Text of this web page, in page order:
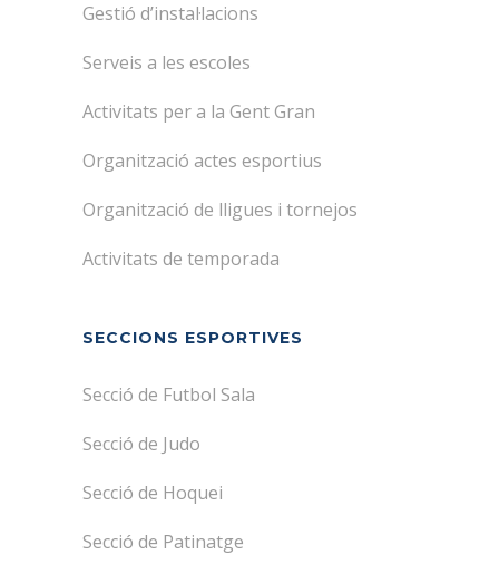
Gestió d’instal·lacions
Serveis a les escoles
Activitats per a la Gent Gran
Organització actes esportius
Organització de lligues i tornejos
Activitats de temporada
SECCIONS ESPORTIVES
Secció de Futbol Sala
Secció de Judo
Secció de Hoquei
Secció de Patinatge